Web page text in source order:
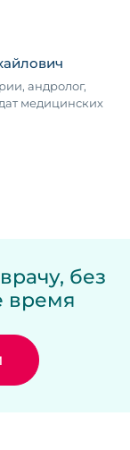
андролог,
медицинских
без
время